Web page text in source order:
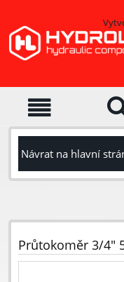
Návrat na hlavní
Průtokoměr 3/4"